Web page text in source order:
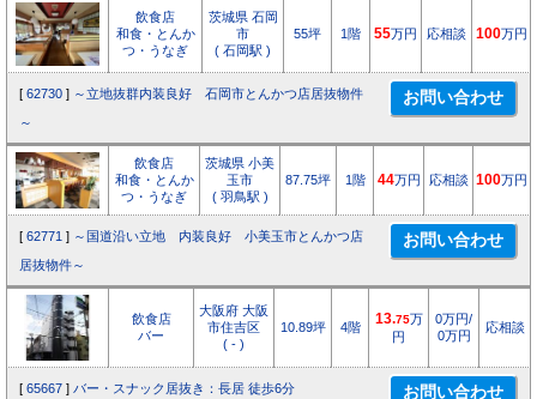
飲食店
和食・とんか
つ・うなぎ
茨城県 石岡
市
( 石岡駅 )
55坪 1階 55万円 応相談 100万円
[ 62730 ] ～立地抜群内装良好 石岡市とんかつ店居抜物件
～
飲食店
和食・とんか
つ・うなぎ
茨城県 小美
玉市
( 羽鳥駅 )
87.75坪 1階 44万円 応相談 100万円
[ 62771 ] ～国道沿い立地 内装良好 小美玉市とんかつ店
居抜物件～
飲食店
バー
大阪府 大阪
市住吉区
( - )
10.89坪 4階
13.75万
円
0万円/
0万円
応相談
[ 65667 ] バー・スナック居抜き：長居 徒歩6分